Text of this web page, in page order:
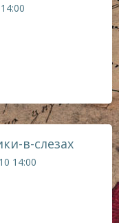
14:00
в-слезах
14:00